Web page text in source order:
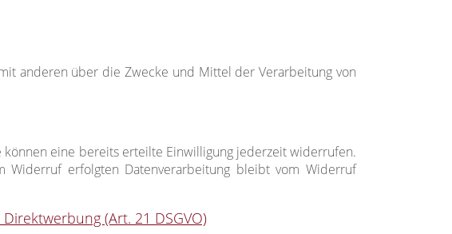
anderen über die Zwecke und Mittel der Verarbeitung von
eine bereits erteilte Einwilligung jederzeit widerrufen.
erfolgten Datenverarbeitung bleibt vom Widerruf
(Art. 21 DSGVO)